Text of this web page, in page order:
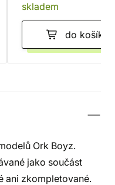
skladem
do košíku
Ork Boyz.
jako součást
ani zkompletované.